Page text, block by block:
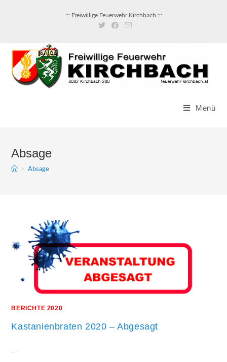
::: Freiwillige Feuerwehr Kirchbach :::
Menü
Absage
> Absage
BERICHTE 2020
Kastanienbraten 2020 – Abgesagt